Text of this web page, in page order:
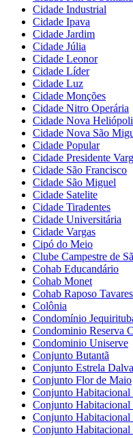
Cidade Industrial
Cidade Ipava
Cidade Jardim
Cidade Júlia
Cidade Leonor
Cidade Líder
Cidade Luz
Cidade Monções
Cidade Nitro Operária
Cidade Nova
Cidade Nova São
Cidade Popular
Cidade Presidente
Cidade São Francisco
Cidade São Miguel
Cidade Satelite
Cidade Tiradentes
Cidade Universitária
Cidade Vargas
Cipó do Meio
Clube Campestre de
Cohab Educandário
Cohab Monet
Cohab Raposo Tavares
Colônia
Condomínio
Condominio Reserva
Condominio Uniserve
Conjunto Butantã
Conjunto Estrela Dalva
Conjunto Flor de Maio
Conjunto
Conjunto
Conjunto Habitacional
Conjunto Habitacional